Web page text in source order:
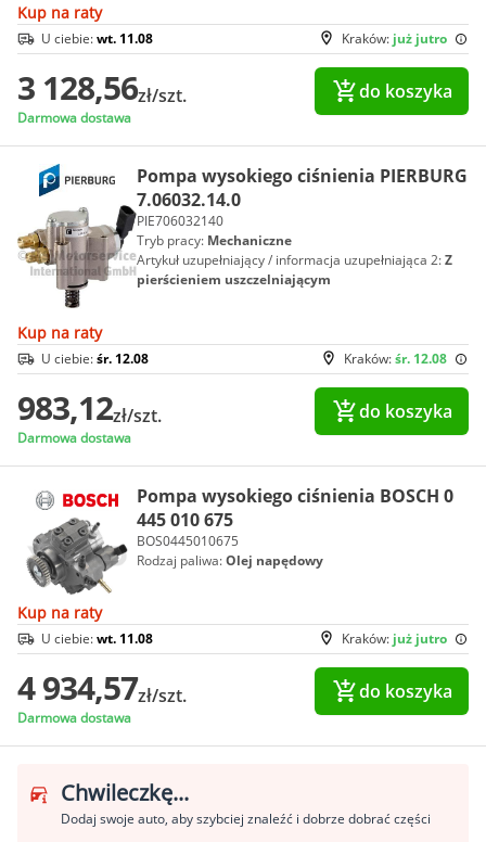
Kup na raty
Kraków: już jutro
U ciebie:wt. 11.08
3 128,56zł/szt.
Darmowa dostawa
do koszyka
Pompa wysokiego ciśnienia PIERBURG
7.06032.14.0
PIE706032140
Tryb pracy: Mechaniczne
Artykuł uzupełniający / informacja uzupełniająca 2:Z
pierścieniem uszczelniającym
Kup na raty
Kraków:śr. 12.08
U ciebie:śr. 12.08
983,12zł/szt.
Darmowa dostawa
do koszyka
Pompa wysokiego ciśnienia BOSCH 0
445 010 675
BOS0445010675
Rodzaj paliwa:Olej napędowy
Kup na raty
Kraków: już jutro
U ciebie:wt. 11.08
4 934,57zł/szt.
Darmowa dostawa
do koszyka
Chwileczkę...
Dodaj swoje auto, aby szybciej znaleźć i dobrze dobrać części